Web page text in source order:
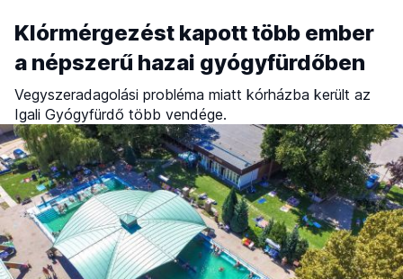
Klórmérgezést kapott több ember
a népszerű hazai gyógyfürdőben
Vegyszeradagolási probléma miatt kórházba került az
Igali Gyógyfürdő több vendége.